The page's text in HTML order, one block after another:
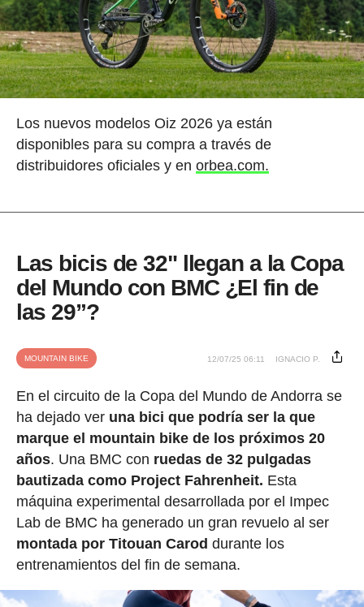
Los nuevos modelos Oiz 2026 ya están
disponibles para su compra a través de
distribuidores oficiales y en orbea.com.
Las bicis de 32" llegan a la Copa
del Mundo con BMC ¿El fin de
las 29”?
MOUNTAIN BIKE 12/07/25 06:11 IGNACIO P.
En el circuito de la Copa del Mundo de Andorra se
ha dejado ver una bici que podría ser la que
marque el mountain bike de los próximos 20
años. Una BMC con ruedas de 32 pulgadas
bautizada como Project Fahrenheit. Esta
máquina experimental desarrollada por el Impec
Lab de BMC ha generado un gran revuelo al ser
montada por Titouan Carod durante los
entrenamientos del fin de semana.